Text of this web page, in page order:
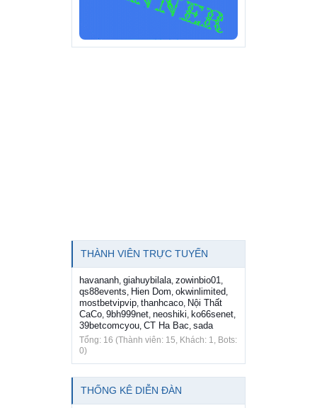
THÀNH VIÊN TRỰC TUYẾN
havananh, giahuybilala, zowinbio01,
qs88events, Hien Dom, okwinlimited,
mostbetvipvip, thanhcaco, Nội Thất
CaCo, 9bh999net, neoshiki, ko66senet,
39betcomcyou, CT Ha Bac, sada
Tổng: 16 (Thành viên: 15, Khách: 1, Bots:
0)
THỐNG KÊ DIỄN ĐÀN